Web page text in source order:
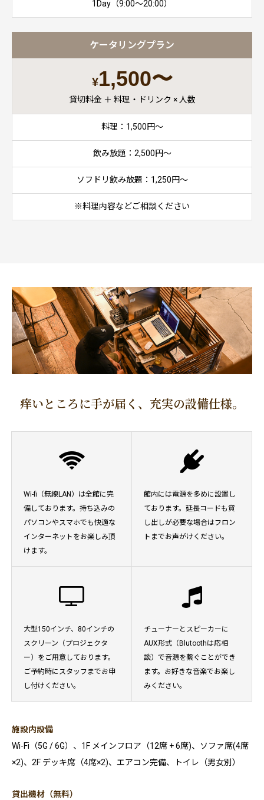
1Day（9:00〜20:00）
ケータリングプラン
¥1,500〜
貸切料金 ＋ 料理・ドリンク × 人数
料理：1,500円〜
飲み放題：2,500円〜
ソフドリ飲み放題：1,250円〜
※料理内容などご相談ください
痒いところに手が届く、充実の設備仕様。
Wi-fi（無線LAN）は全館に完
備しております。持ち込みの
パソコンやスマホでも快適な
インターネットをお楽しみ頂
けます。
館内には電源を多めに設置し
ております。延長コードも貸
し出しが必要な場合はフロン
トまでお声がけください。
大型150インチ、80インチの
スクリーン（プロジェクタ
ー）をご用意しております。
ご予約時にスタッフまでお申
し付けください。
チューナーとスピーカーに
AUX形式（Blutoothは応相
談）で音源を繋ぐことができ
ます。お好きな音楽でお楽し
みください。
施設内設備
Wi-Fi（5G / 6G）、1F メインフロア（12席 + 6席)、ソファ席(4席
×2)、2F デッキ席（4席×2)、エアコン完備、トイレ（男女別）
貸出機材（無料）